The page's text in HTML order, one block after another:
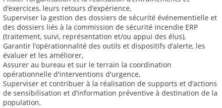
d’exercices, leurs retours d’expérience,
Superviser la gestion des dossiers de sécurité événementielle et
des dossiers liés à la commission de sécurité incendie ERP
(traitement, suivi, représentation et/ou appui des élus),
Garantir l’opérationnalité des outils et dispositifs d’alerte, les
évaluer et les améliorer,
Assurer au bureau et sur le terrain la coordination
opérationnelle d'interventions d'urgence,
Superviser et contribuer à la réalisation de supports et d’actions
de sensibilisation et d’information préventive à destination de la
population,